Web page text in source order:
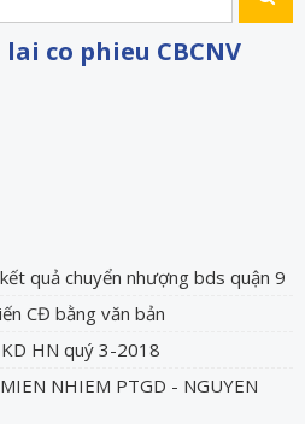
lai co phieu CBCNV
quả chuyển nhượng bds quận 9
CĐ bằng văn bản
HN quý 3-2018
NHIEM PTGD - NGUYEN